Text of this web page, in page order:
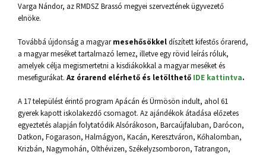
Varga Nándor, az RMDSZ Brassó megyei szerveztének ügyvezető
elnöke.
Továbbá újdonság a magyarmesehősökkeldíszített kifestős órarend,
a magyar meséket tartalmazó lemez, illetve egy rövid leírás róluk,
amelyek célja megismertetni a kisdiákokkal a magyar meséket és
mesefigurákat. Az órarend elérhető és letölthető IDE kattintva.
A 17 települést érintő program Apácán és Ürmösön indult, ahol 61
gyerek kapott iskolakezdő csomagot. Az ajándékok átadása előzetes
egyeztetés alapján folytatódik Alsórákoson, Barcaújfaluban, Darócon,
Datkon, Fogarason, Halmágyon, Kacán, Keresztváron, Kőhalomban,
Krizbán, Nagymohán, Olthévizen, Székelyzsomboron, Tatrangon,